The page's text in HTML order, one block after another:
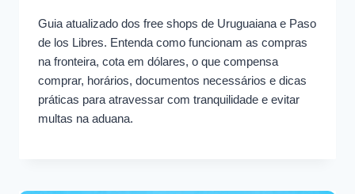
Guia atualizado dos free shops de Uruguaiana e Paso
de los Libres. Entenda como funcionam as compras
na fronteira, cota em dólares, o que compensa
comprar, horários, documentos necessários e dicas
práticas para atravessar com tranquilidade e evitar
multas na aduana.